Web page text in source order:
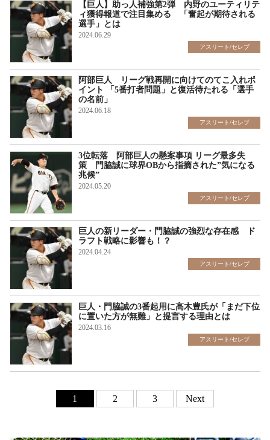
【巨人】助っ人補強第2弾 内野のユーティリテ
ィ獲得報道で注目集める 「奮起が期待される
選手」とは
2024.06.29
アスリート/セレブ
阿部巨人 リーグ戦再開に向けてのてこ入れポ
イント 「5番打者問題」と復活待たれる「選手
の名前」
2024.06.18
アスリート/セレブ
3位転落 阿部巨人の懸案事項 リーグ最多失
策 門脇誠に球界OBから指摘された”気になる
兆候”
2024.05.20
アスリート/セレブ
巨人の新リーダー・門脇誠の強烈な存在感 ド
ラフト戦略に影響も！？
2024.04.24
アスリート/セレブ
巨人・門脇誠の3番起用に高木豊氏が「まだ下位
に置いた方が無難」と提言する理由とは
2024.03.16
アスリート/セレブ
1 2 3 Next